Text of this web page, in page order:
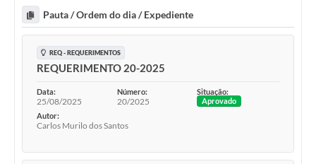
Pauta / Ordem do dia / Expediente
REQ - REQUERIMENTOS
REQUERIMENTO 20-2025
Data:
25/08/2025
Número:
20/2025
Situação:
Aprovado
Autor:
Carlos Murilo dos Santos